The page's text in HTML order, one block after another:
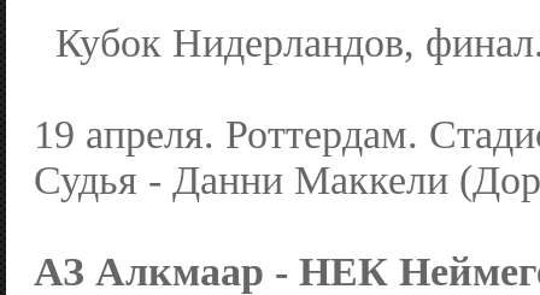
Кубок Нидерландов,
19 апреля. Роттердам.
Судья - Данни Маккели
АЗ Алкмаар - НЕК